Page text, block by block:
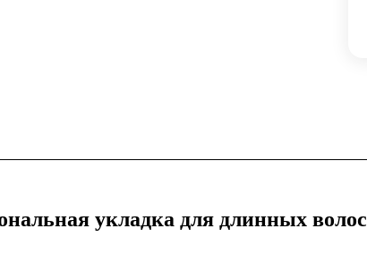
укладка для длинных волос